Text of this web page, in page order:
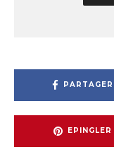
PARTAGER
EPINGLER